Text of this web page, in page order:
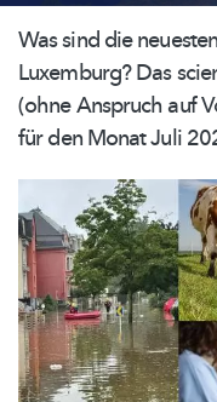
Was sind die
Luxemburg? Das
(ohne Anspruch auf
für den Monat Juli